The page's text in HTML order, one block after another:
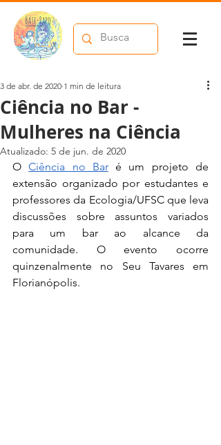
Ciência no Bar -
Mulheres na Ciência
3 de abr. de 2020 1 min de leitura
Atualizado: 5 de jun. de 2020
O Ciência no Bar é um projeto de
extensão organizado por estudantes e
professores da Ecologia/UFSC que leva
discussões sobre assuntos variados
para um bar ao alcance da
comunidade. O evento ocorre
quinzenalmente no Seu Tavares em
Florianópolis.